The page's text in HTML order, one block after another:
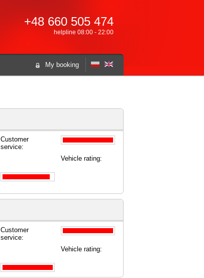
+48 660 505 474
helpline 08:00 - 22:00
My booking
Customer
service:
Vehicle rating:
Customer
service:
Vehicle rating: